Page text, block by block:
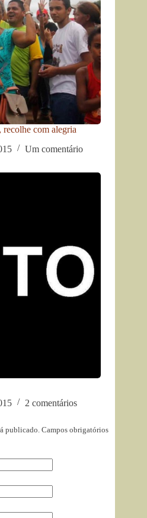
recolhe com alegria
Um comentário
2 comentários
publicado. Campos obrigatórios